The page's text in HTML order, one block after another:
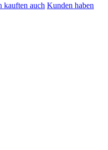
kauften auch Kunden haben